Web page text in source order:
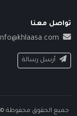
تواصل معنا
أرسل رسالة
جميع الحقوق محفوظة © 2026 الخلاصة نت |